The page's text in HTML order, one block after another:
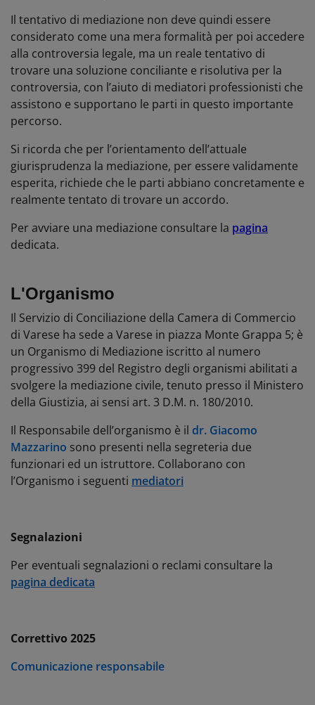
Il tentativo di mediazione non deve quindi essere
considerato come una mera formalità per poi accedere
alla controversia legale, ma un reale tentativo di
trovare una soluzione conciliante e risolutiva per la
controversia, con l’aiuto di mediatori professionisti che
assistono e supportano le parti in questo importante
percorso.
Si ricorda che per l’orientamento dell’attuale
giurisprudenza la mediazione, per essere validamente
esperita, richiede che le parti abbiano concretamente e
realmente tentato di trovare un accordo.
Per avviare una mediazione consultare la pagina
dedicata.
L'Organismo
Il Servizio di Conciliazione della Camera di Commercio
di Varese ha sede a Varese in piazza Monte Grappa 5; è
un Organismo di Mediazione iscritto al numero
progressivo 399 del Registro degli organismi abilitati a
svolgere la mediazione civile, tenuto presso il Ministero
della Giustizia, ai sensi art. 3 D.M. n. 180/2010.
Il Responsabile dell’organismo è il dr. Giacomo
Mazzarino sono presenti nella segreteria due
funzionari ed un istruttore. Collaborano con
l’Organismo i seguenti mediatori
Segnalazioni
Per eventuali segnalazioni o reclami consultare la
pagina dedicata
Correttivo 2025
Comunicazione responsabile